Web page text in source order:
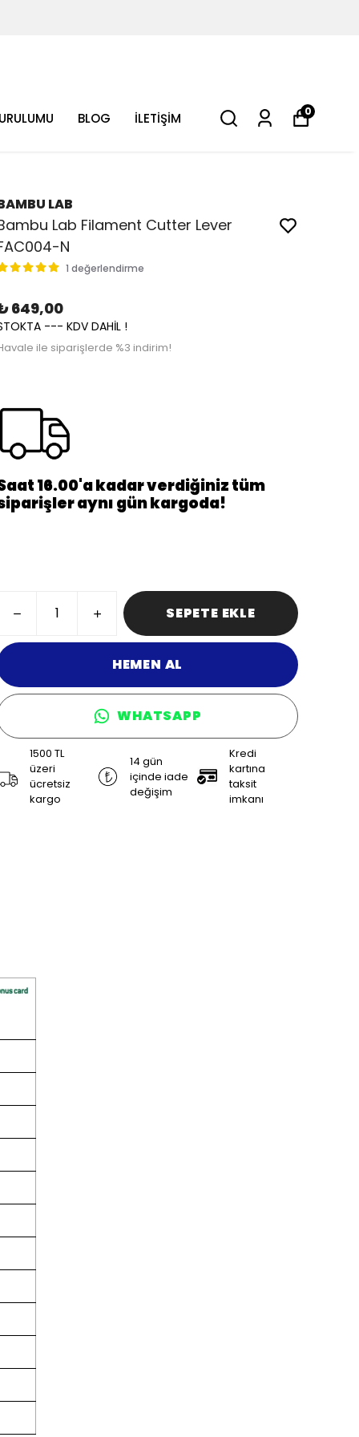
BLOG İLETİŞİM 0
LAB
Lab Filament Cutter Lever
N
1 değerlendirme
649,00
--- KDV DAHİL !
ile siparişlerde %3 indirim!
16.00'a kadar verdiğiniz tüm
aynı gün kargoda!
SEPETE EKLE
HEMEN AL
WHATSAPP
1500 TL
üzeri
ücretsiz
kargo
14 gün
içinde iade
değişim
Kredi
kartına
taksit
imkanı